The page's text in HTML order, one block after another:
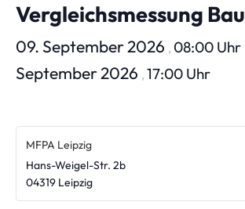
Vergleichsmessung
09. September 2026 , 08:00 Uhr
September 2026 , 17:00 Uhr
MFPA Leipzig
Hans-Weigel-Str. 2b
04319 Leipzig